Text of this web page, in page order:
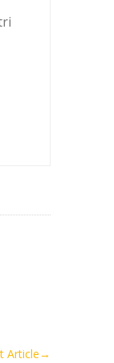
Article→